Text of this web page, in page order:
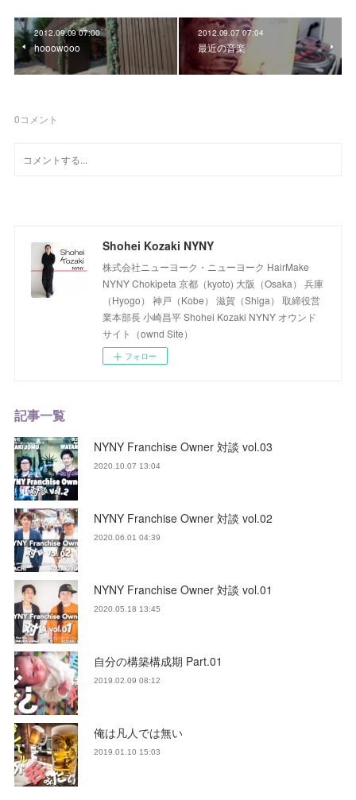
2012.09.09 07:00
hooowooo
2012.09.07 07:04
最近の音楽
0コメント
Shohei Kozaki NYNY
株式会社ニューヨーク・ニューヨーク HairMake
NYNY Chokipeta 京都（kyoto) 大阪（Osaka） 兵庫
（Hyogo） 神戸（Kobe） 滋賀（Shiga） 取締役営
業本部長 小崎昌平 Shohei Kozaki NYNY オウンド
サイト（ownd Site）
フォロー
記事一覧
NYNY Franchise Owner 対談 vol.03
2020.10.07 13:04
NYNY Franchise Owner 対談 vol.02
2020.06.01 04:39
NYNY Franchise Owner 対談 vol.01
2020.05.18 13:45
自分の構築構成期 Part.01
2019.02.09 08:12
俺は凡人では無い
2019.01.10 15:03